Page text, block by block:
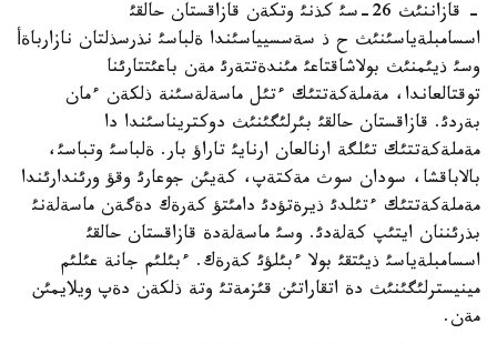
- قازاننئث 26-سئ كذنئ وتكةن قازاقستان حالقئ
اسسامبلةياسئنئث ح ذ سةسسيياسئندا ةلباسئ نذرسذلتان نازارباةأ
وسئ ذيئمنئث بولاشاقتاعئ مئندةتتةرئ مةن باعئتتارئنا
توقتالعاندا، مةملةكةتتئك ءتئل ماسةلةسئنة ذلكةن ءمان
بةردئ. قازاقستان حالقئ بئرلئگئنئث دوكتريناسئندا دا
مةملةكةتتئك تئلگة ارنالعان ارنايئ تاراؤ بار. ةلباسئ وتباسئ،
بالاباقشا، سودان سوث مةكتةپ، كةيئن جوعارئ وقؤ ورئندارئندا
مةملةكةتتئك ءتئلدئ ذيرةتؤدئ دامئتؤ كةرةك دةگةن ماسةلةنئ
بذرئننان ايتئپ كةلةدئ. وسئ ماسةلةدة قازاقستان حالقئ
اسسامبلةياسئ ذيئتقئ بولا ءبئلؤئ كةرةك. ءبئلئم جانة عئلئم
مينيسترلئگئنئث دة اتقاراتئن قئزمةتئ وتة ذلكةن دةپ ويلايمئن
مةن.